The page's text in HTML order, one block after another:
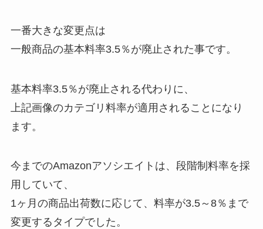
一番大きな変更点は
一般商品の基本料率3.5％が廃止された事です。
基本料率3.5％が廃止される代わりに、
上記画像のカテゴリ料率が適用されることになり
ます。
今までのAmazonアソシエイトは、段階制料率を採
用していて、
1ヶ月の商品出荷数に応じて、料率が3.5～8％まで
変更するタイプでした。